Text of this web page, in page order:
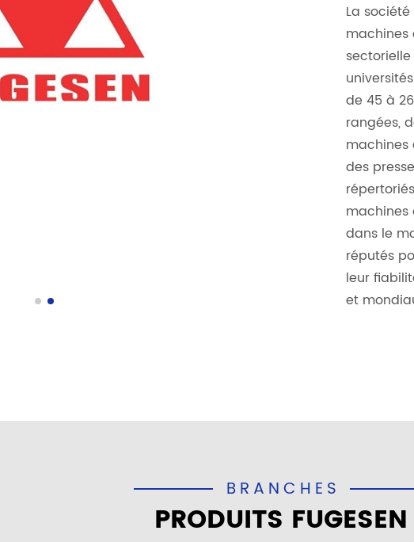
La
de 45 à
rangées,
machines
des
dans le
réputés
leur
et
BRANCHES
PRODUITS FUGESEN